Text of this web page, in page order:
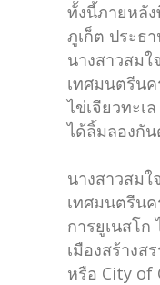
ทั้งนี้ภายหลัง
ภูเก็ต ประธ
นางสาวสม
เทศมนตรีน
ไข่เจียวทะเ
ได้ลิ้มลองกัน
นางสาวสม
เทศมนตรีน
การยูเนสโก
เมืองสร้างส
หรือ City of